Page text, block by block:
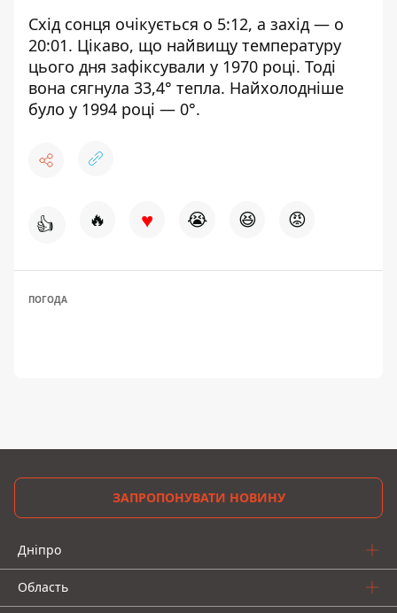
Схід сонця очікується о 5:12, а захід — о
20:01. Цікаво, що найвищу температуру
цього дня зафіксували у 1970 році. Тоді
вона сягнула 33,4° тепла. Найхолодніше
було у 1994 році — 0°.
👍 🔥 ♥ 😭 😆 😡
ПОГОДА
ЗАПРОПОНУВАТИ НОВИНУ
Дніпро
Область